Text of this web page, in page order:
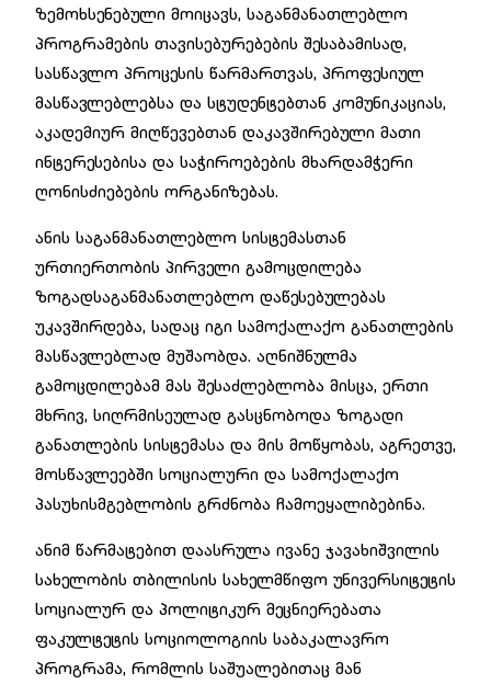
ზემოხსენებული მოიცავს, საგანმანათლებლო
პროგრამების თავისებურებების შესაბამისად,
სასწავლო პროცესის წარმართვას, პროფესიულ
მასწავლებლებსა და სტუდენტებთან კომუნიკაციას,
აკადემიურ მიღწევებთან დაკავშირებული მათი
ინტერესებისა და საჭიროებების მხარდამჭერი
ღონისძიებების ორგანიზებას.
ანის საგანმანათლებლო სისტემასთან
ურთიერთობის პირველი გამოცდილება
ზოგადსაგანმანათლებლო დაწესებულებას
უკავშირდება, სადაც იგი სამოქალაქო განათლების
მასწავლებლად მუშაობდა. აღნიშნულმა
გამოცდილებამ მას შესაძლებლობა მისცა, ერთი
მხრივ, სიღრმისეულად გასცნობოდა ზოგადი
განათლების სისტემასა და მის მოწყობას, აგრეთვე,
მოსწავლეებში სოციალური და სამოქალაქო
პასუხისმგებლობის გრძნობა ჩამოეყალიბებინა.
ანიმ წარმატებით დაასრულა ივანე ჯავახიშვილის
სახელობის თბილისის სახელმწიფო უნივერსიტეტის
სოციალურ და პოლიტიკურ მეცნიერებათა
ფაკულტეტის სოციოლოგიის საბაკალავრო
პროგრამა, რომლის საშუალებითაც მან